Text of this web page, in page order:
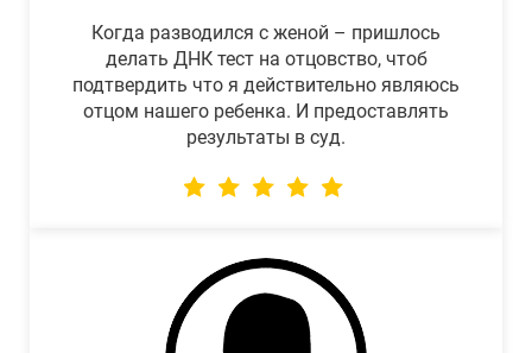
Когда разводился с женой – пришлось
делать ДНК тест на отцовство, чтоб
подтвердить что я действительно являюсь
отцом нашего ребенка. И предоставлять
результаты в суд.